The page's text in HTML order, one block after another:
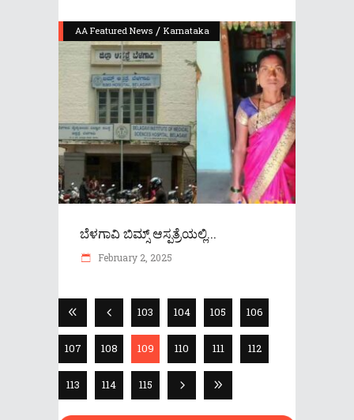
AA Featured News / Karnataka
ಬೆಳಗಾವಿ ಬಿಮ್ಸ್ ಆಸ್ಪತ್ರೆಯಲ್ಲಿ...
February 2, 2025
103 104 105 106
107 108 109 110 111 112
113 114 115